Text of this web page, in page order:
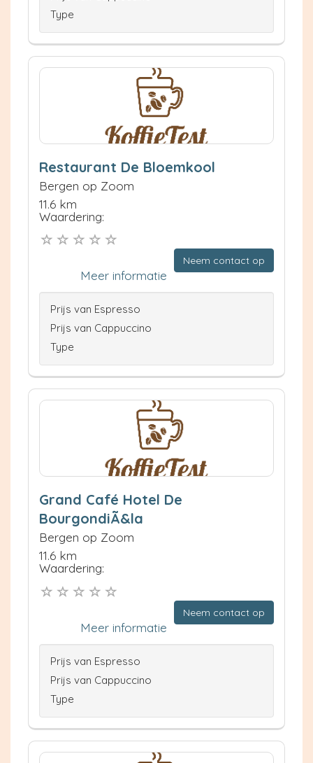
Type
Restaurant De Bloemkool
Bergen op Zoom
11.6 km
Waardering:
Neem contact op
Meer informatie
Prijs van Espresso
Prijs van Cappuccino
Type
Grand Café Hotel De
BourgondiÃ&la
Bergen op Zoom
11.6 km
Waardering:
Neem contact op
Meer informatie
Prijs van Espresso
Prijs van Cappuccino
Type